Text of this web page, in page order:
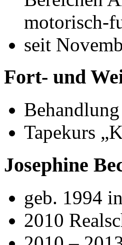
motorisch-
seit
Fort- und
Tapekurs
Josephine
geb. 1994
2010